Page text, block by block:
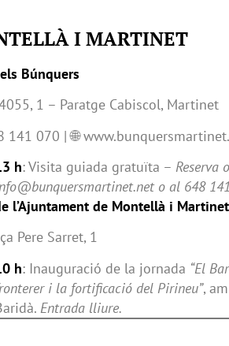
I MARTINET
Búnquers
1 – Paratge Cabiscol, Martinet
141 070 | 🌐
h: Visita guiada gratuïta – Reserva
o al 648
l’Ajuntament de Montellà i Martinet
Pere Sarret, 1
h: Inauguració de la jornada “El
i la fortificació del Pirineu”,
Entrada lliure.